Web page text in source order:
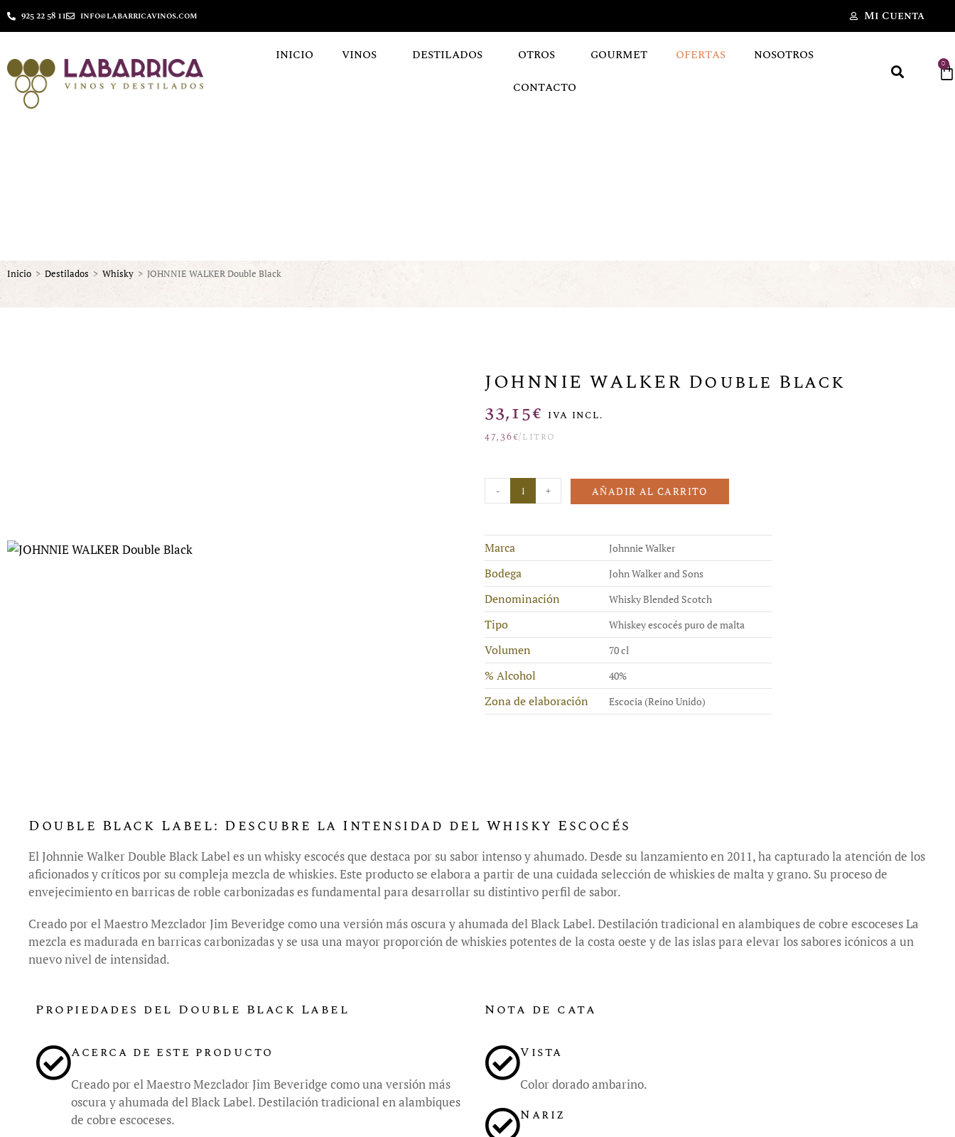
925 22 58 11 info@labarricavinos.com Mi Cuenta
INICIO VINOS DESTILADOS OTROS GOURMET OFERTAS
NOSOTROS
CONTACTO
0
Inicio > Destilados > Whisky > JOHNNIE WALKER Double Black
JOHNNIE WALKER Double Black
33,15€ IVA INCL.
47,36€/litro
- + AÑADIR AL CARRITO
Marca Johnnie Walker
Bodega John Walker and Sons
Denominación Whisky Blended Scotch
Tipo Whiskey escocés puro de malta
Volumen 70 cl
% Alcohol 40%
Zona de elaboración Escocia (Reino Unido)
Double Black Label: Descubre la Intensidad del Whisky Escocés
El Johnnie Walker Double Black Label es un whisky escocés que destaca por su sabor intenso y ahumado. Desde su lanzamiento en 2011, ha capturado la atención de los
aficionados y críticos por su compleja mezcla de whiskies. Este producto se elabora a partir de una cuidada selección de whiskies de malta y grano. Su proceso de
envejecimiento en barricas de roble carbonizadas es fundamental para desarrollar su distintivo perfil de sabor.
Creado por el Maestro Mezclador Jim Beveridge como una versión más oscura y ahumada del Black Label. Destilación tradicional en alambiques de cobre escoceses La
mezcla es madurada en barricas carbonizadas y se usa una mayor proporción de whiskies potentes de la costa oeste y de las islas para elevar los sabores icónicos a un
nuevo nivel de intensidad.
Propiedades del Double Black Label
Acerca de este producto
Creado por el Maestro Mezclador Jim Beveridge como una versión más
oscura y ahumada del Black Label. Destilación tradicional en alambiques
de cobre escoceses.
Nota de cata
Vista
Color dorado ambarino.
Nariz